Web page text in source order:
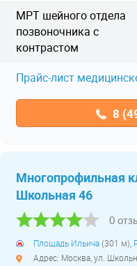
МРТ шейного отдела
позвоночника с
контрастом
Прайс-лист
8
Многопрофильная
Школьная 46
0
Площадь Ильича(301 м),
Адрес: Москва, ул.